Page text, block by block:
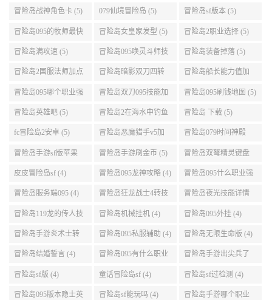
略 (5)
冒险岛战神角色卡 (5) 079仙境冒险岛 (5) 冒险岛sf版本 (5)
冒险岛095的牧师最快
升级路线 (5)
冒险岛女皇家发型 (5) 冒险岛2职业选择 (5)
冒险岛满攻速 (5) 冒险岛095唤灵斗师技
能介绍 (5)
冒险岛装备掉落 (5)
冒险岛2国服法师加点
(5)
冒险岛暗影双刀四转
任务 (5)
冒险岛船长能力值加
点 (5)
冒险岛095哪个职业强
势 (5)
冒险岛双刀095技能加
点 (5)
冒险岛095刷钱地图 (5)
冒险岛英雄吧 (5) 冒险岛2在海水中钓鱼
(5)
冒险岛 下载 (5)
fc冒险岛2安卓 (5) 冒险岛恶魔猎手v5加
点 (5)
冒险岛079时间神殿
999任务 (5)
冒险岛手游sf版苹果
(5)
冒险岛手游刷金币 (5) 冒险岛双弩精灵键盘
设置 (5)
皮皮冒险岛sf (4) 冒险岛095龙神攻略 (4) 冒险岛095什么职业强
(4)
冒险岛服务端095 (4) 冒险岛狂龙战士4转技
能加点 (4)
冒险岛夜光技能详情
(4)
冒险岛119龙的传人技
能加点 (4)
冒险岛机械挂机 (4) 冒险岛095外挂 (4)
冒险岛手游炎术士转
职 (4)
冒险岛095私服辅助 (4) 冒险岛无限生命版 (4)
冒险岛结婚誓言 (4) 冒险岛095有什么职业
(4)
冒险岛手游出尖兵了
吗 (4)
冒险岛sf版 (4) 童话冒险岛sf (4) 冒险岛sf过检测 (4)
冒险岛095版本隐士英 冒险岛sf能玩吗 (4) 冒险岛手游哪个职业